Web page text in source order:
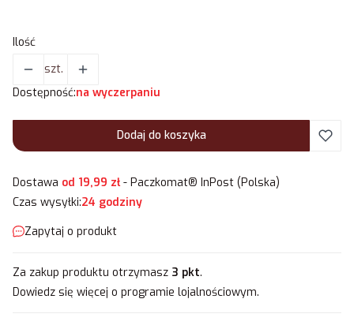
Ilość
szt.
Dostępność:na wyczerpaniu
Dodaj do koszyka
Dostawa od 19,99 zł- Paczkomat® InPost (Polska)
Czas wysyłki:24 godziny
Zapytaj o produkt
Za zakup produktu otrzymasz 3 pkt.
Dowiedz się więcej o programie lojalnościowym.